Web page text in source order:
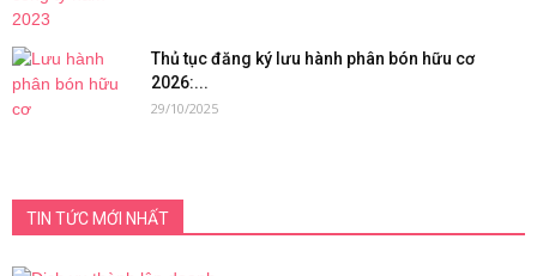
Thủ tục đăng ký lưu hành phân bón hữu cơ
2026:...
29/10/2025
TIN TỨC MỚI NHẤT